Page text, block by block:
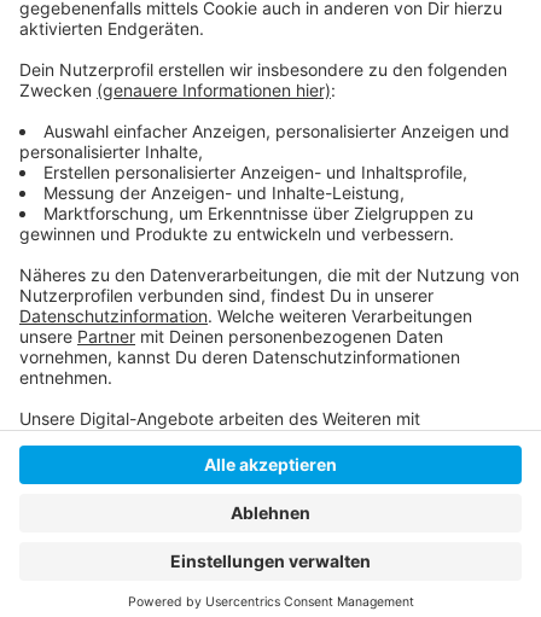
Anzeige
Hier berichtet die DEG
Hier gibt es Tickets für das Spiel
Anzeige
Anzeige